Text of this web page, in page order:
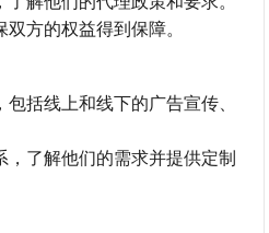
方的权益得到保障。
括线上和线下的广告宣传、
，了解他们的需求并提供定制